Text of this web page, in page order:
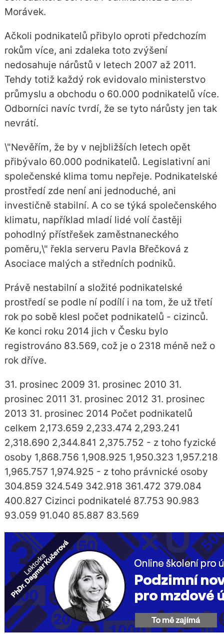
Morávek.
Ačkoli podnikatelů přibylo oproti předchozím
rokům více, ani zdaleka toto zvýšení
nedosahuje nárůstů v letech 2007 až 2011.
Tehdy totiž každý rok evidovalo ministerstvo
průmyslu a obchodu o 60.000 podnikatelů více.
Odborníci navíc tvrdí, že se tyto nárůsty jen tak
nevrátí.
\"Nevěřím, že by v nejbližších letech opět
přibývalo 60.000 podnikatelů. Legislativní ani
společenské klima tomu nepřeje. Podnikatelské
prostředí zde není ani jednoduché, ani
investičně stabilní. A co se týká společenského
klimatu, například mladí lidé volí častěji
pohodlný přístřešek zaměstnaneckého
poměru,\" řekla serveru Pavla Břečková z
Asociace malých a středních podniků.
Právě nestabilní a složité podnikatelské
prostředí se podle ní podílí i na tom, že už třetí
rok po sobě klesl počet podnikatelů - cizinců.
Ke konci roku 2014 jich v Česku bylo
registrováno 83.569, což je o 2318 méně než o
rok dříve.
31. prosinec 2009 31. prosinec 2010 31.
prosinec 2011 31. prosinec 2012 31. prosinec
2013 31. prosinec 2014 Počet podnikatelů
celkem 2,173.659 2,233.474 2,293.241
2,318.690 2,344.841 2,375.752 - z toho fyzické
osoby 1,868.756 1,908.925 1,950.323 1,957.218
1,965.757 1,974.925 - z toho právnické osoby
304.859 324.549 342.918 361.472 379.084
400.827 Cizinci podnikatelé 87.753 90.983
93.059 91.040 85.887 83.569